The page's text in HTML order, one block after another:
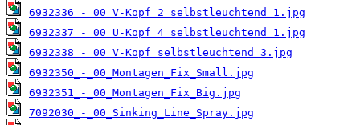
6932336_-_00_V-Kopf_2_selbstleuchtend_1.jpg
6932337_-_00_U-Kopf_4_selbstleuchtend_1.jpg
6932338_-_00_V-Kopf_selbstleuchtend_3.jpg
6932350_-_00_Montagen_Fix_Small.jpg
6932351_-_00_Montagen_Fix_Big.jpg
7092030_-_00_Sinking_Line_Spray.jpg